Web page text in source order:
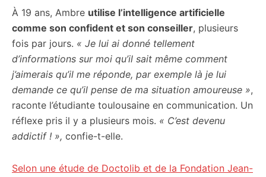
À 19 ans, Ambre utilise l’intelligence artificielle
comme son confident et son conseiller, plusieurs
fois par jours. « Je lui ai donné tellement
d’informations sur moi qu’il sait même comment
j’aimerais qu’il me réponde, par exemple là je lui
demande ce qu’il pense de ma situation amoureuse »,
raconte l’étudiante toulousaine en communication. Un
réflexe pris il y a plusieurs mois. « C’est devenu
addictif ! », confie-t-elle.
Selon une étude de Doctolib et de la Fondation Jean-